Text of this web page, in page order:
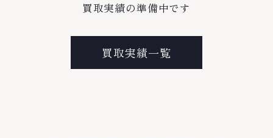
買取実績の準備中です
買取実績一覧